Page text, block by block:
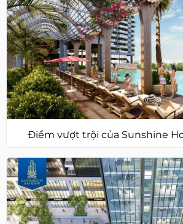
Điểm vượt trội của Sunshine